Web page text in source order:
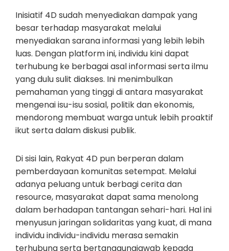
Inisiatif 4D sudah menyediakan dampak yang
besar terhadap masyarakat melalui
menyediakan sarana informasi yang lebih lebih
luas. Dengan platform ini, individu kini dapat
terhubung ke berbagai asal informasi serta ilmu
yang dulu sulit diakses. Ini menimbulkan
pemahaman yang tinggi di antara masyarakat
mengenai isu-isu sosial, politik dan ekonomis,
mendorong membuat warga untuk lebih proaktif
ikut serta dalam diskusi publik.
Di sisi lain, Rakyat 4D pun berperan dalam
pemberdayaan komunitas setempat. Melalui
adanya peluang untuk berbagi cerita dan
resource, masyarakat dapat sama menolong
dalam berhadapan tantangan sehari-hari. Hal ini
menyusun jaringan solidaritas yang kuat, di mana
individu individu-individu merasa semakin
terhubung serta bertanggungjawab kepada